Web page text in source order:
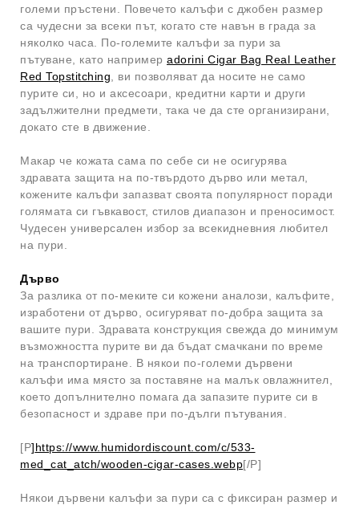
големи пръстени. Повечето калъфи с джобен размер
са чудесни за всеки път, когато сте навън в града за
няколко часа. По-големите калъфи за пури за
пътуване, като например adorini Cigar Bag Real Leather
Red Topstitching , ви позволяват да носите не само
пурите си, но и аксесоари, кредитни карти и други
задължителни предмети, така че да сте организирани,
докато сте в движение.
Макар че кожата сама по себе си не осигурява
здравата защита на по-твърдото дърво или метал,
кожените калъфи запазват своята популярност поради
голямата си гъвкавост, стилов диапазон и преносимост.
Чудесен универсален избор за всекидневния любител
на пури.
Дърво
За разлика от по-меките си кожени аналози, калъфите,
изработени от дърво, осигуряват по-добра защита за
вашите пури. Здравата конструкция свежда до минимум
възможността пурите ви да бъдат смачкани по време
на транспортиране. В някои по-големи дървени
калъфи има място за поставяне на малък овлажнител,
което допълнително помага да запазите пурите си в
безопасност и здраве при по-дълги пътувания.
[P]https://www.humidordiscount.com/c/533-
med_cat_atch/wooden-cigar-cases.webp[/P]
Някои дървени калъфи за пури са с фиксиран размер и